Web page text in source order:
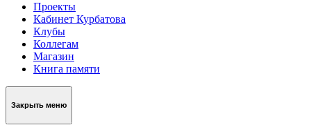
Проекты
Кабинет Курбатова
Клубы
Коллегам
Магазин
Книга памяти
Закрыть меню